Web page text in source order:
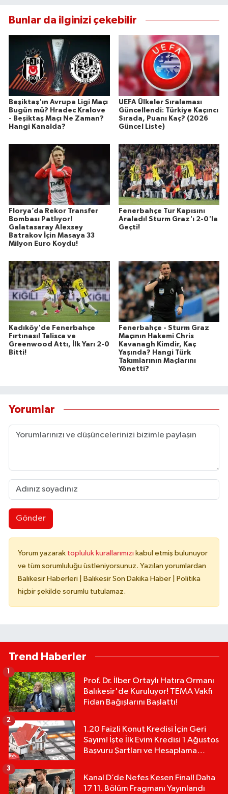
Bunlar da ilginizi çekebilir
Beşiktaş'ın Avrupa Ligi Maçı
Bugün mü? Hradec Kralove
- Beşiktaş Maçı Ne Zaman?
Hangi Kanalda?
UEFA Ülkeler Sıralaması
Güncellendi: Türkiye Kaçıncı
Sırada, Puanı Kaç? (2026
Güncel Liste)
Florya’da Rekor Transfer
Bombası Patlıyor!
Galatasaray Alexsey
Batrakov İçin Masaya 33
Milyon Euro Koydu!
Fenerbahçe Tur Kapısını
Araladı! Sturm Graz'ı 2-0'la
Geçti!
Kadıköy'de Fenerbahçe
Fırtınası! Talisca ve
Greenwood Attı, İlk Yarı 2-0
Bitti!
Fenerbahçe - Sturm Graz
Maçının Hakemi Chris
Kavanagh Kimdir, Kaç
Yaşında? Hangi Türk
Takımlarının Maçlarını
Yönetti?
Yorumlar
Gönder
Yorum yazarak topluluk kurallarımızı kabul etmiş bulunuyor
ve tüm sorumluluğu üstleniyorsunuz. Yazılan yorumlardan
Balıkesir Haberleri | Balıkesir Son Dakika Haber | Politika
hiçbir şekilde sorumlu tutulamaz.
Trend Haberler
Prof. Dr. İlber Ortaylı Hatıra Ormanı
Balıkesir'de Kuruluyor! TEMA Vakfı
Fidan Bağışlarını Başlattı!
1
1.20 Faizli Konut Kredisi İçin Geri
Sayım! İşte İlk Evim Kredisi 1 Ağustos
Başvuru Şartları ve Hesaplama
2
Kanal D’de Nefes Kesen Final! Daha
17 11. Bölüm Fragmanı Yayınlandı
3